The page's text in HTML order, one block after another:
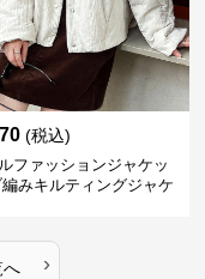
(税込)
ファッションジャケッ
編みキルティングジャケ
へ ›